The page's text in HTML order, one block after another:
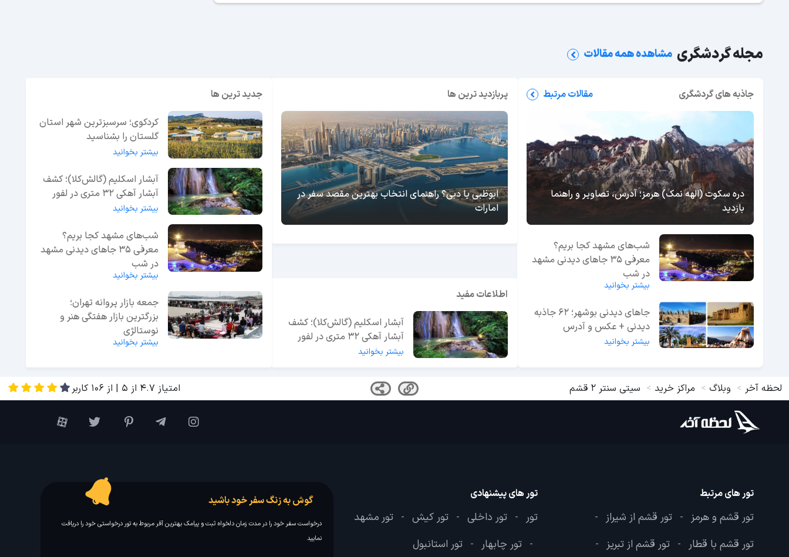
مجله گردشگری مشاهده همه مقالات
جاذبه های گردشگری مقالات مرتبط
دره سکوت (الهه نمک) هرمز؛ آدرس، تصاویر و راهنما
بازدید
شب‌های مشهد کجا بریم؟
معرفی 35 جاهای دیدنی مشهد
در شب
بیشتر بخوانید
جاهای دیدنی بوشهر؛ 62 جاذبه
دیدنی + عکس و آدرس
بیشتر بخوانید
پربازدید ترین ها
ابوظبی یا دبی؟ راهنمای انتخاب بهترین مقصد سفر در
امارات
اطلاعات مفید
آبشار اسکلیم (گالش‌کلا)؛ کشف
آبشار آهکی ۳۲ متری در لفور
بیشتر بخوانید
جدید ترین ها
کردکوی؛ سرسبزترین شهر استان
گلستان را بشناسید
بیشتر بخوانید
آبشار اسکلیم (گالش‌کلا)؛ کشف
آبشار آهکی ۳۲ متری در لفور
بیشتر بخوانید
شب‌های مشهد کجا بریم؟
معرفی 35 جاهای دیدنی مشهد
در شب
بیشتر بخوانید
جمعه بازار پروانه تهران؛
بزرگترین بازار هفتگی هنر و
نوستالژی
بیشتر بخوانید
لحظه آخر وبلاگ مراکز خرید سیتی سنتر 2 قشم امتیاز 4.7 از 5 | از 106 کاربر
تور های مرتبط
تور قشم و هرمز - تور قشم از شیراز -
تور قشم با قطار - تور قشم از تبریز -
تور های پیشنهادی
تور - تور داخلی - تور کیش - تور مشهد
- تور چابهار - تور استانبول
گوش به زنگ سفر خود باشید
درخواست سفر خود را در مدت زمان دلخواه ثبت و پیامک بهترین آفر مربوط به تور درخواستی خود را دریافت
نمایید